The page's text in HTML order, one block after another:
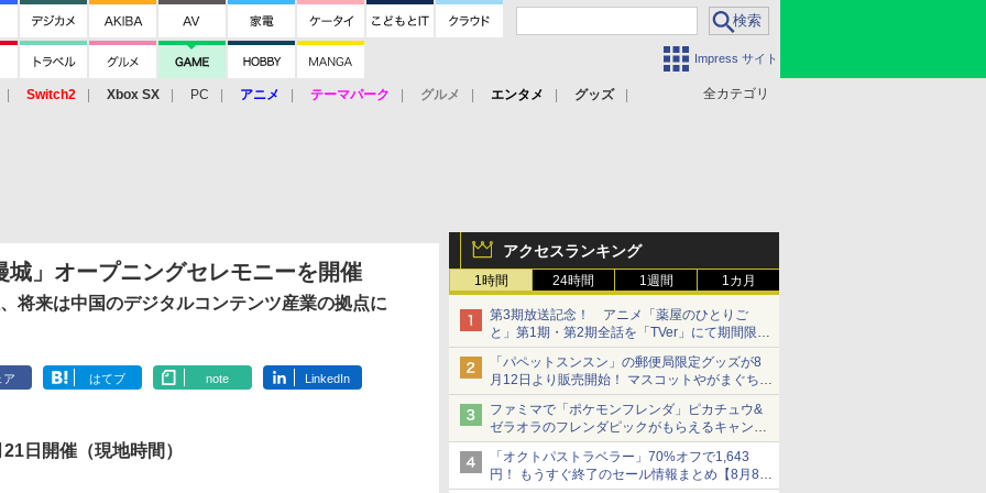
Impress サイト
全カテゴリ
Switch2 Xbox SX PC アニメ テーマパーク グルメ エンタメ
グッズ
アクセスランキング
1時間 24時間 1週間 1カ月
第3期放送記念！ アニメ「薬屋のひとりご
と」第1期・第2期全話を「TVer」にて期間限定
で順次無料配信開始
「パペットスンスン」の郵便局限定グッズが8
月12日より販売開始！ マスコットやがまぐち、
レターセットなどが登場
ファミマで「ポケモンフレンダ」ピカチュウ&
ゼラオラのフレンダピックがもらえるキャンペ
ーン開催！
「オクトパストラベラー」70%オフで1,643
円！ もうすぐ終了のセール情報まとめ【8月8日
」オープニングセレモニーを開催
将来は中国のデジタルコンテンツ産業の拠点に
ア はてブ note LinkedIn
日開催（現地時間）